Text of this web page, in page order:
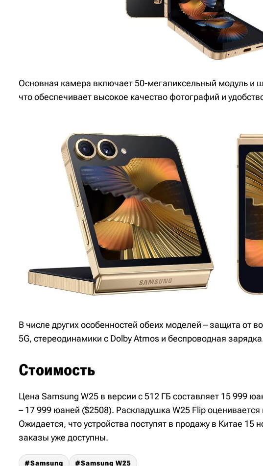
Основная камера включает 50-мегапиксельный модуль и
что обеспечивает высокое качество фотографий и
В числе других особенностей обеих моделей – защита от
5G, стереодинамики с Dolby Atmos и беспроводная
Стоимость
Цена Samsung W25 в версии с 512 ГБ составляет 15 999
– 17 999 юаней ($2508). Раскладушка W25 Flip
Ожидается, что устройства поступят в продажу в Китае 15
заказы уже доступны.
Samsung Samsung W25